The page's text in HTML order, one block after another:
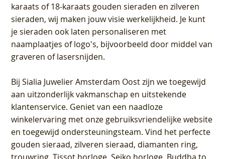
karaats of 18-karaats gouden sieraden en zilveren
sieraden, wij maken jouw visie werkelijkheid. Je kunt
je sieraden ook laten personaliseren met
naamplaatjes of logo's, bijvoorbeeld door middel van
graveren of lasersnijden.
BijSialia Juwelier Amsterdam Oostzijn we toegewijd
aan uitzonderlijk vakmanschap en uitstekende
klantenservice. Geniet van een naadloze
winkelervaring met onze gebruiksvriendelijke website
en toegewijd ondersteuningsteam. Vind het perfecte
gouden sieraad, zilveren sieraad, diamanten ring,